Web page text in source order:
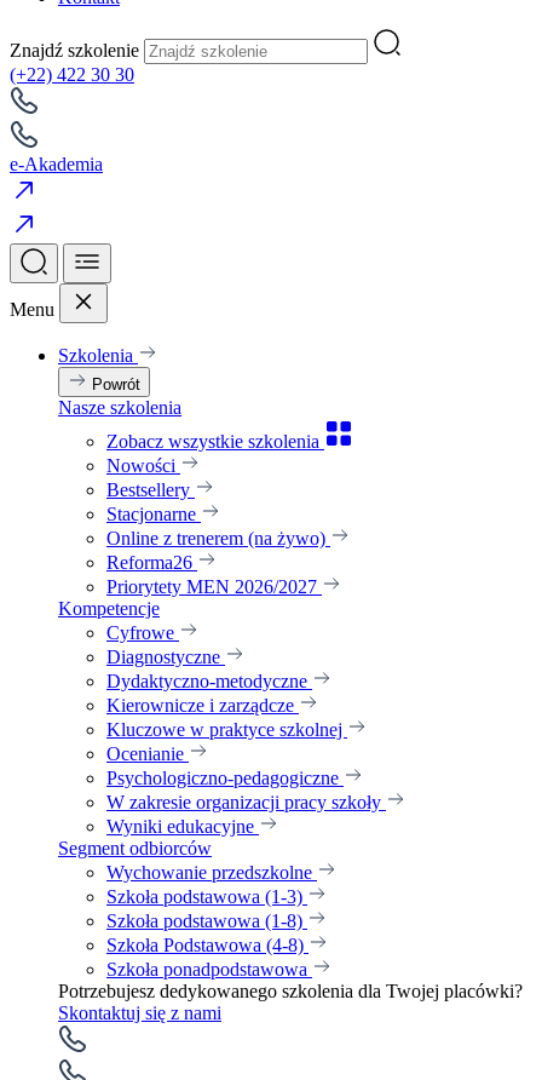
Znajdź szkolenie
(+22) 422 30 30
e-Akademia
Menu
Szkolenia
Powrót
Nasze szkolenia
Zobacz wszystkie szkolenia
Nowości
Bestsellery
Stacjonarne
Online z trenerem (na żywo)
Reforma26
Priorytety MEN 2026/2027
Kompetencje
Cyfrowe
Diagnostyczne
Dydaktyczno-metodyczne
Kierownicze i zarządcze
Kluczowe w praktyce szkolnej
Ocenianie
Psychologiczno-pedagogiczne
W zakresie organizacji pracy szkoły
Wyniki edukacyjne
Segment odbiorców
Wychowanie przedszkolne
Szkoła podstawowa (1-3)
Szkoła podstawowa (1-8)
Szkoła Podstawowa (4-8)
Szkoła ponadpodstawowa
Potrzebujesz dedykowanego szkolenia dla Twojej placówki?
Skontaktuj się z nami